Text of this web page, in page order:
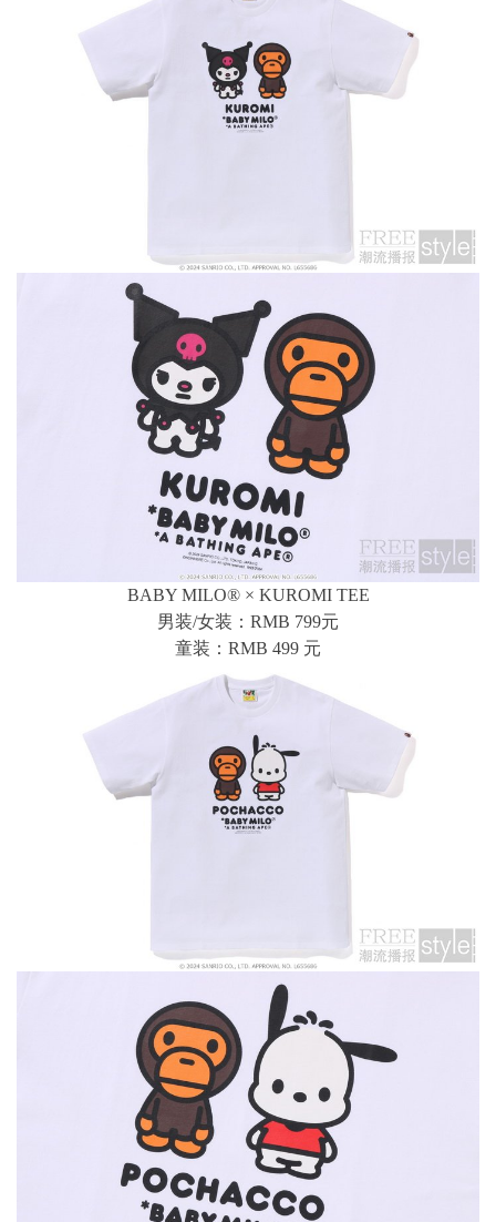
BABY MILO® × KUROMI TEE
男装/女装：RMB 799元
童装：RMB 499 元